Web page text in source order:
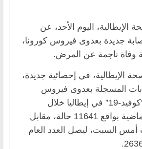
الإيطالية، اليوم الأحد، عن
11641 إصابة جديدة بعدوى فيروس كورونا،
الإيطالية، في إحصائية جديدة،
المسجلة بعدوى فيروس
كورونا المستجد “كوفيد-19” في إيطاليا خلال
الساعات الـ24 الماضية بواقع 11641 حالة، مقابل
أمس السبت، ليصل العدد العام